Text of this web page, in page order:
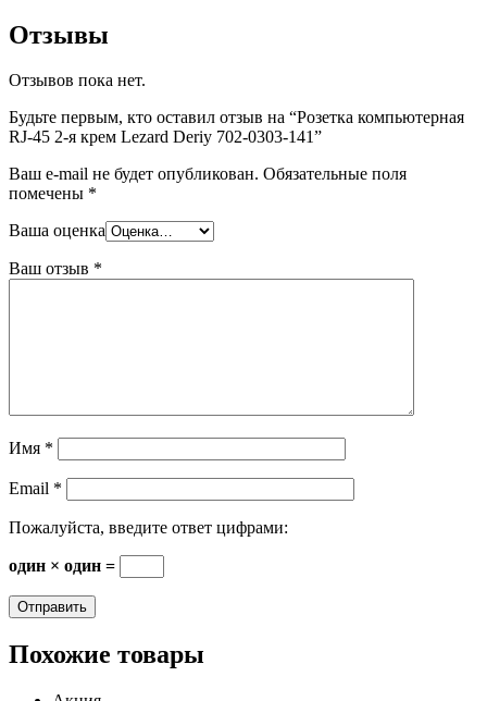
Отзывы
Отзывов пока нет.
Будьте первым, кто оставил отзыв на “Розетка компьютерная
RJ-45 2-я крем Lezard Deriy 702-0303-141”
Ваш e-mail не будет опубликован. Обязательные поля
помечены *
Ваша оценка
Ваш отзыв *
Имя *
Email *
Пожалуйста, введите ответ цифрами:
один × один =
Похожие товары